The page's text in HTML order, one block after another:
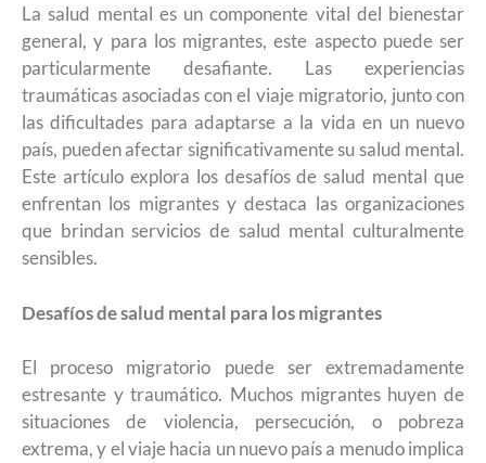
La salud mental es un componente vital del bienestar
general, y para los migrantes, este aspecto puede ser
particularmente desafiante. Las experiencias
traumáticas asociadas con el viaje migratorio, junto con
las dificultades para adaptarse a la vida en un nuevo
país, pueden afectar significativamente su salud mental.
Este artículo explora los desafíos de salud mental que
enfrentan los migrantes y destaca las organizaciones
que brindan servicios de salud mental culturalmente
sensibles.
Desafíos de salud mental para los migrantes
El proceso migratorio puede ser extremadamente
estresante y traumático. Muchos migrantes huyen de
situaciones de violencia, persecución, o pobreza
extrema, y el viaje hacia un nuevo país a menudo implica